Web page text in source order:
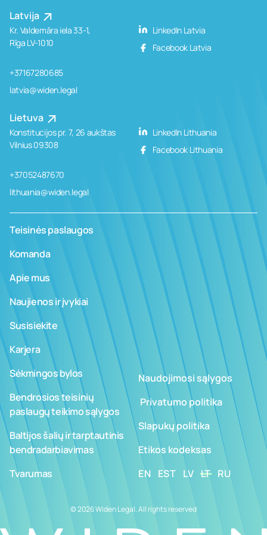
Latvija
Kr. Valdemāra iela 33-1,
Rīga LV-1010
+37167280685
latvia@widen.legal
LinkedIn Latvia
Facebook Latvia
Lietuva
Konstitucijos pr. 7, 26 aukštas
Vilnius 09308
+37052487670
lithuania@widen.legal
LinkedIn Lithuania
Facebook Lithuania
Teisinės paslaugos
Komanda
Apie mus
Naujienos ir įvykiai
Susisiekite
Karjera
Sėkmingos bylos
Bendrosios teisinių
paslaugų teikimo sąlygos
Baltijos šalių ir tarptautinis
bendradarbiavimas
Tvarumas
Naudojimosi sąlygos
­ ­­Privatumo politika
Slapukų politika
Etikos kodeksas
EN EST LV LT RU
© 2026 Widen Legal. All rights reserved